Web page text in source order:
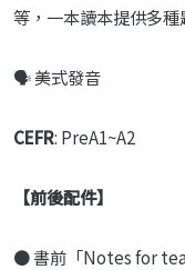
等，一本讀本提供多
🗣️ 美式發音
CEFR: PreA1~A2
【前後配件】
● 書前「Notes for